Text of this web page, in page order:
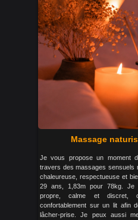
Massage
Je vous propose un moment
travers des massages sensuels
chaleureuse, respectueuse et
29 ans, 1,83m pour 78kg. Je
propre, calme et discret,
confortablement sur un lit afin
lâcher-prise. Je peux aussi